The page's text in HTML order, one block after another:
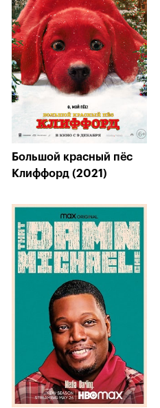
Большой красный пёс
Клиффорд (2021)